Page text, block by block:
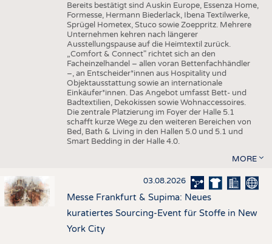
Bereits bestätigt sind Auskin Europe, Essenza Home,
Formesse, Hermann Biederlack, Ibena Textilwerke,
Sprügel Hometex, Stuco sowie Zoeppritz. Mehrere
Unternehmen kehren nach längerer
Ausstellungspause auf die Heimtextil zurück.
„Comfort & Connect" richtet sich an den
Facheinzelhandel – allen voran Bettenfachhändler
–, an Entscheider*innen aus Hospitality und
Objektausstattung sowie an internationale
Einkäufer*innen. Das Angebot umfasst Bett- und
Badtextilien, Dekokissen sowie Wohnaccessoires.
Die zentrale Platzierung im Foyer der Halle 5.1
schafft kurze Wege zu den weiteren Bereichen von
Bed, Bath & Living in den Hallen 5.0 und 5.1 und
Smart Bedding in der Halle 4.0.
MORE
03.08.2026
Messe Frankfurt & Supima: Neues
kuratiertes Sourcing-Event für Stoffe in New
York City